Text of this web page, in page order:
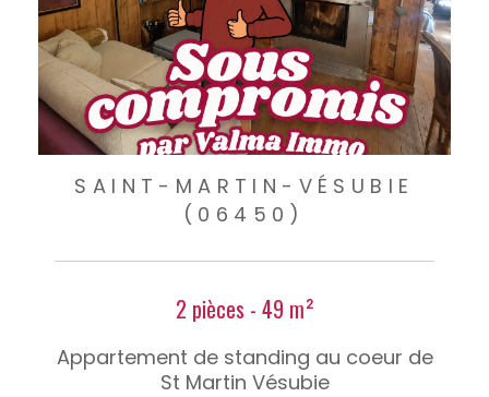
SAINT-MARTIN-VÉSUBIE
(06450)
2 pièces - 49 m²
Appartement de standing au coeur de
St Martin Vésubie